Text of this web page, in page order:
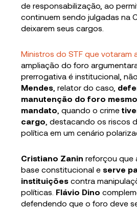
de responsabilização, ao
continuem sendo julgadas na
deixarem seus cargos.
Ministros do STF que votaram
ampliação do foro
prerrogativa é institucional,
Mendes , relator do caso,
manutenção do foro
mandato , quando o crime
cargo , destacando os riscos
política em um cenário
Cristiano Zanin reforçou que
base constitucional e serve
instituiçõescontra
políticas. Flávio Dino
defendendo que o foro deve